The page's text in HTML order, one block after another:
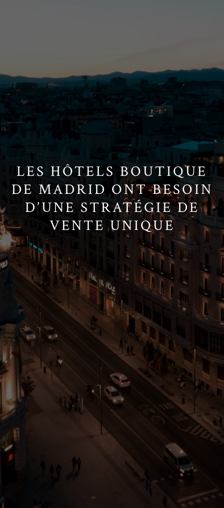
LES HÔTELS BOUTIQUE
DE MADRID ONT BESOIN
D’UNE STRATÉGIE DE
VENTE UNIQUE